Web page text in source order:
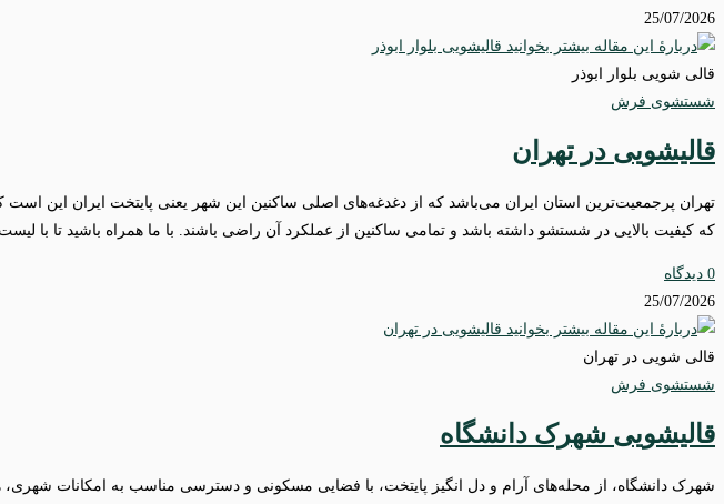
25/07/2026
قالی شویی بلوار ابوذر
شستشوی فرش
قالیشویی در تهران
که کیفیت بالایی در شستشو داشته باشد و تمامی ساکنین از عملکرد آن راضی باشند. با ما همراه باشید تا با لیست
0 دیدگاه
25/07/2026
قالی شویی در تهران
شستشوی فرش
قالیشویی شهرک دانشگاه
شهرک دانشگاه، از محله‌های آرام و دل‌ انگیز پایتخت، با فضایی مسکونی و دسترسی مناسب به امکانات